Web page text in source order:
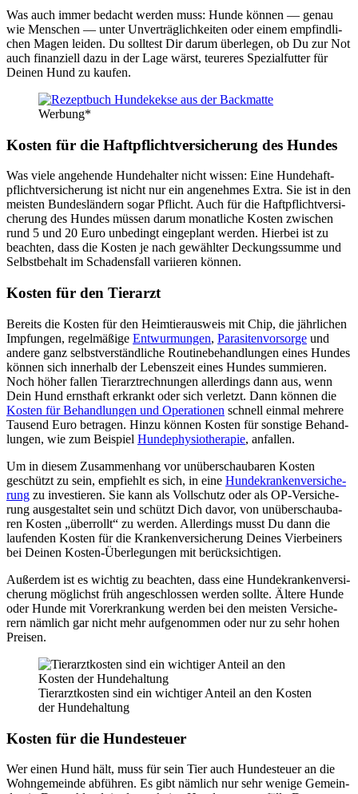
Was auch immer bedacht wer­den muss: Hun­de kön­nen — genau
wie Men­schen — unter Unver­träg­lich­kei­ten oder einem emp­find­li­
chen Magen lei­den. Du soll­test Dir dar­um über­le­gen, ob Du zur Not
auch finan­zi­ell dazu in der Lage wärst, teu­re­res Spe­zi­al­fut­ter für
Dei­nen Hund zu kau­fen.
Wer­bung*
Kos­ten für die Haft­pflicht­ver­si­che­rung des Hun­des
Was vie­le ange­hen­de Hun­de­hal­ter nicht wis­sen: Eine Hun­de­haft­
pflicht­ver­si­che­rung ist nicht nur ein ange­neh­mes Extra. Sie ist in den
meis­ten Bun­des­län­dern sogar Pflicht. Auch für die Haft­pflicht­ver­si­
che­rung des Hun­des müs­sen dar­um monat­li­che Kos­ten zwi­schen
rund 5 und 20 Euro unbe­dingt ein­ge­plant wer­den. Hier­bei ist zu
beach­ten, dass die Kos­ten je nach gewähl­ter Deckungs­sum­me und
Selbst­be­halt im Scha­dens­fall vari­ie­ren kön­nen.
Kos­ten für den Tier­arzt
Bereits die Kos­ten für den Heim­tier­aus­weis mit Chip, die jähr­li­chen
Imp­fun­gen, regel­mä­ßi­ge Ent­wur­mun­gen, Para­si­ten­vor­sor­ge und
ande­re ganz selbst­ver­ständ­li­che Rou­ti­ne­be­hand­lun­gen eines Hun­des
kön­nen sich inner­halb der Lebens­zeit eines Hun­des sum­mie­ren.
Noch höher fal­len Tier­arzt­rech­nun­gen aller­dings dann aus, wenn
Dein Hund ernst­haft erkrankt oder sich ver­letzt. Dann kön­nen die
Kos­ten für Behand­lun­gen und Ope­ra­tio­nen schnell ein­mal meh­re­re
Tau­send Euro betra­gen. Hin­zu kön­nen Kos­ten für sons­ti­ge Behand­
lun­gen, wie zum Bei­spiel Hun­de­phy­sio­the­ra­pie, anfal­len.
Um in die­sem Zusam­men­hang vor unüber­schau­ba­ren Kos­ten
geschützt zu sein, emp­fiehlt es sich, in eine Hun­de­kran­ken­ver­si­che­
rung zu inves­tie­ren. Sie kann als Voll­schutz oder als OP-Ver­si­che­
rung aus­ge­stal­tet sein und schützt Dich davor, von unüber­schau­ba­
ren Kos­ten „über­rollt“ zu wer­den. Aller­dings musst Du dann die
lau­fen­den Kos­ten für die Kran­ken­ver­si­che­rung Dei­nes Vier­bei­ners
bei Dei­nen Kos­ten-Über­le­gun­gen mit berück­sich­ti­gen.
Außer­dem ist es wich­tig zu beach­ten, dass eine Hun­de­kran­ken­ver­si­
che­rung mög­lichst früh ange­schlos­sen wer­den soll­te. Älte­re Hun­de
oder Hun­de mit Vor­er­kran­kung wer­den bei den meis­ten Ver­si­che­
rern näm­lich gar nicht mehr auf­ge­nom­men oder nur zu sehr hohen
Prei­sen.
Tier­arzt­kos­ten sind ein wich­ti­ger Anteil an den Kos­ten
der Hun­de­hal­tung
Kos­ten für die Hun­de­steu­er
Wer einen Hund hält, muss für sein Tier auch Hun­de­steu­er an die
Wohn­ge­mein­de abfüh­ren. Es gibt näm­lich nur sehr weni­ge Gemein­